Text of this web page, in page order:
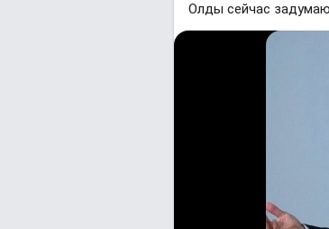
Олды сейчас